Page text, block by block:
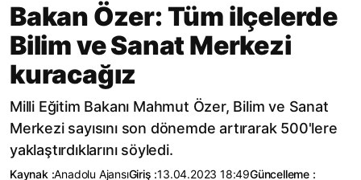
Bakan Özer: Tüm ilçelerde
Bilim ve Sanat Merkezi
kuracağız
Milli Eğitim Bakanı Mahmut Özer, Bilim ve Sanat
Merkezi sayısını son dönemde artırarak 500'lere
yaklaştırdıklarını söyledi.
Kaynak :Anadolu AjansıGiriş :13.04.2023 18:49Güncelleme :